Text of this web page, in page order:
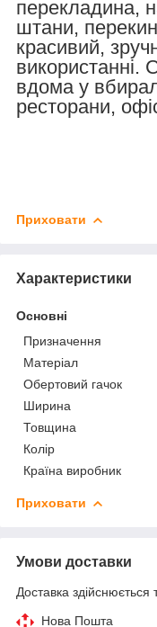
перекладина,
штани,
красивий,
використанні.
вдома у
ресторани,
Приховати
Характеристики
Основні
Призначення
Матеріал
Обертовий гачок
Ширина
Товщина
Колір
Країна виробник
Приховати
Умови доставки
Доставка здійснюється
Нова Пошта